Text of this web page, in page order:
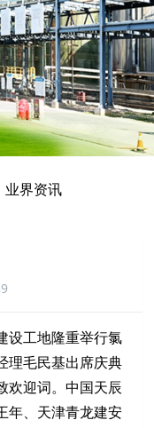
询（测试）
基地 创造氯乙酸国际
业界资讯
设工地隆重举行氯
理毛民基出席庆典
欢迎词。中国天辰
年、天津青龙建安